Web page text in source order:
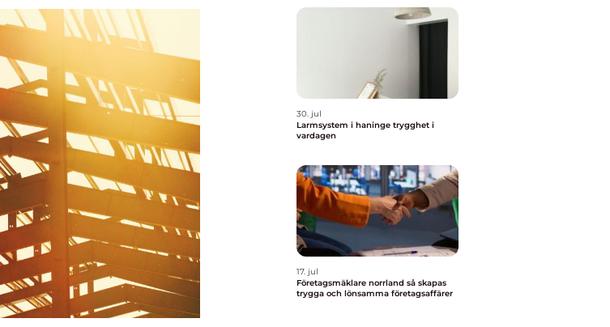
30. jul
Larmsystem i haninge trygghet i
vardagen
17. jul
Företagsmäklare norrland så skapas
trygga och lönsamma företagsaffärer